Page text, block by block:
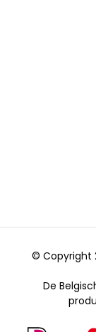
© Copyright
De